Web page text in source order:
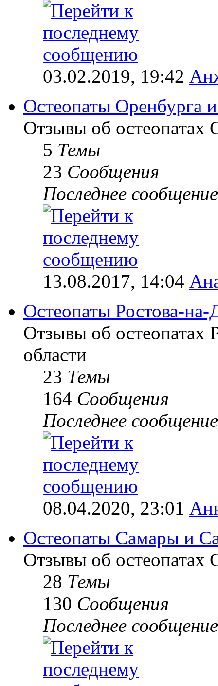
03.02.2019, 19:42
Остеопаты Оренбурга
Отзывы об остеопатах
5 Темы
23 Сообщения
Последнее сообщение
13.08.2017, 14:04
Остеопаты Ростова-
Отзывы об остеопатах
области
23 Темы
164 Сообщения
Последнее сообщение
08.04.2020, 23:01
Остеопаты Самары и
Отзывы об остеопатах
28 Темы
130 Сообщения
Последнее сообщение